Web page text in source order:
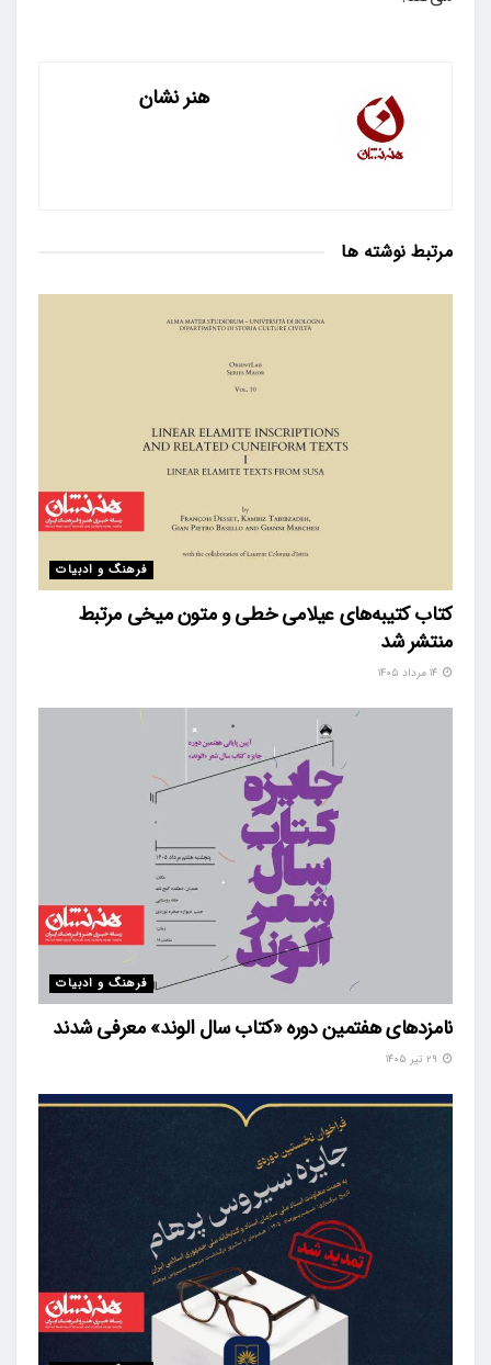
هنر نشان
مرتبط نوشته ها
فرهنگ و ادبیات
کتاب کتیبه‌های عیلامی خطی و متون میخی مرتبط
منتشر شد
فرهنگ و ادبیات
نامزدهای هفتمین دوره «کتاب سال الوند» معرفی شدند